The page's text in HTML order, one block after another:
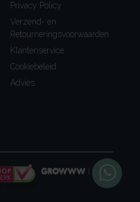
Privacy Policy
Verzend- en
Retourneringsvoorwaarden
Klantenservice
Cookiebeleid
Advies